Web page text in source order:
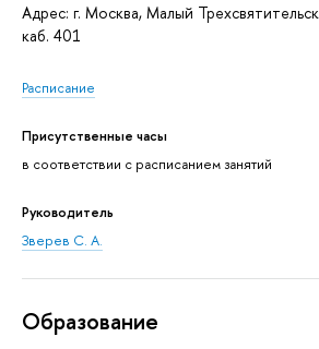
Адрес: г. Москва, Малый
каб. 401
Расписание
Присутственные часы
в соответствии с расписанием занятий
Руководитель
Зверев С. А.
Oбразование